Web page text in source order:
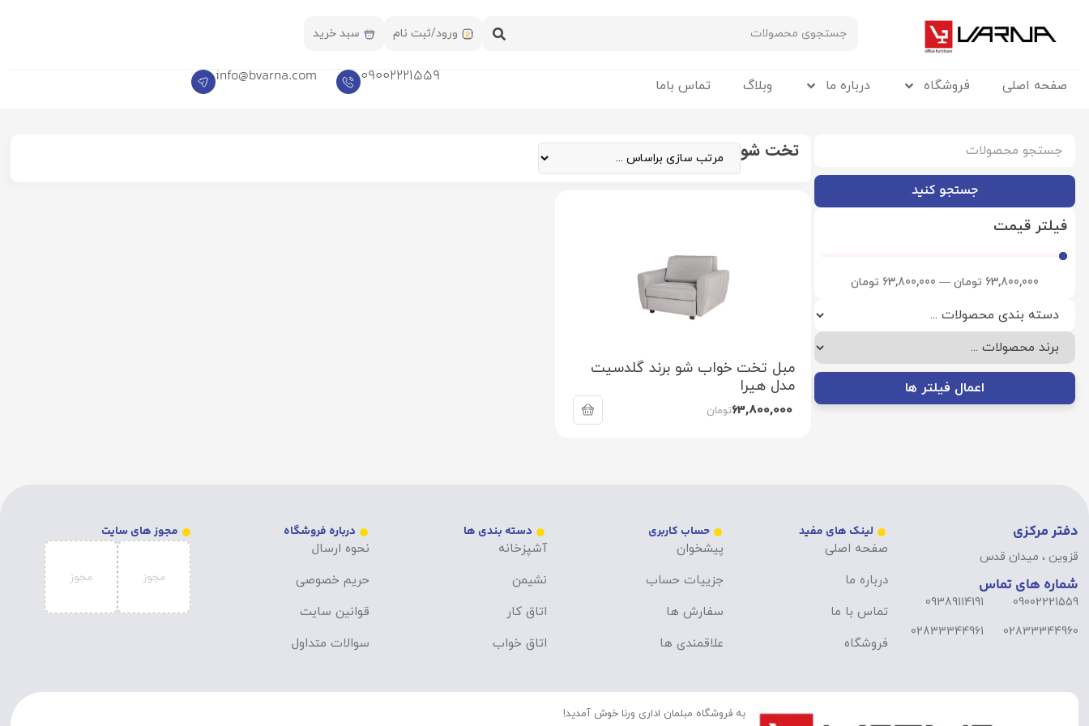
ورود/ثبت نام سبد خرید
صفحه اصلی فروشگاه درباره ما وبلاگ تماس باما 09002221559
info@bvarna.com
جستجو کنید
فیلتر قیمت
63,800,000 تومان —
63,800,000 تومان
اعمال فیلتر ها
تخت شو
مبل تخت خواب شو برند گلدسیت
مدل هیرا
63,800,000تومان
دفتر مرکزی
قزوین ، میدان قدس
شماره های تماس
09002221559
02833344960
09389114191
02833344961
لینک های مفید
صفحه اصلی
درباره ما
تماس با ما
فروشگاه
حساب کاربری
پیشخوان
جزییات حساب
سفارش ها
علاقمندی ها
دسته بندی ها
آشپزخانه
نشیمن
اتاق کار
اتاق خواب
درباره فروشگاه
نحوه ارسال
حریم خصوصی
قوانین سایت
سوالات متداول
مجوز های سایت
به فروشگاه مبلمان اداری ورنا خوش آمدید!